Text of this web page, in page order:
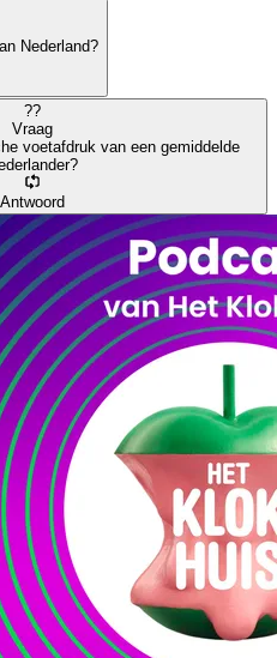
Nederland?
??
Vraag
voetafdruk van een gemiddelde
Antwoord